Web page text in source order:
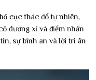
cục thác đổ tự nhiên,
dương xỉ và điểm nhấn
sự bình an và lời tri ân